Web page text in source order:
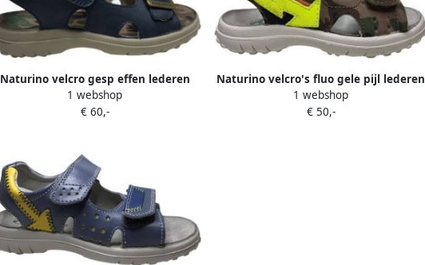
Naturino velcro gesp effen lederen
sandalen Land navy
1 webshop
€ 60,-
Naturino velcro's fluo gele pijl lederen
sandalen Kahiwa camouflage groen Mt
24
1 webshop
€ 50,-